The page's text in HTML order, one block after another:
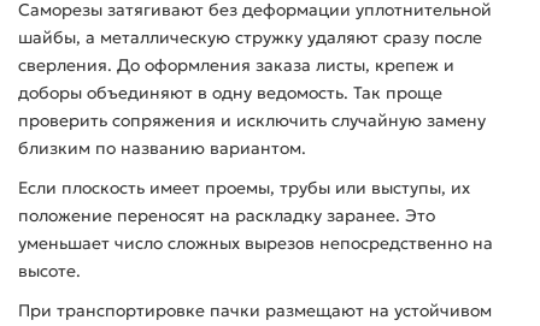
Саморезы затягивают без деформации уплотнительной
шайбы, а металлическую стружку удаляют сразу после
сверления. До оформления заказа листы, крепеж и
доборы объединяют в одну ведомость. Так проще
проверить сопряжения и исключить случайную замену
близким по названию вариантом.
Если плоскость имеет проемы, трубы или выступы, их
положение переносят на раскладку заранее. Это
уменьшает число сложных вырезов непосредственно на
высоте.
При транспортировке пачки размещают на устойчивом